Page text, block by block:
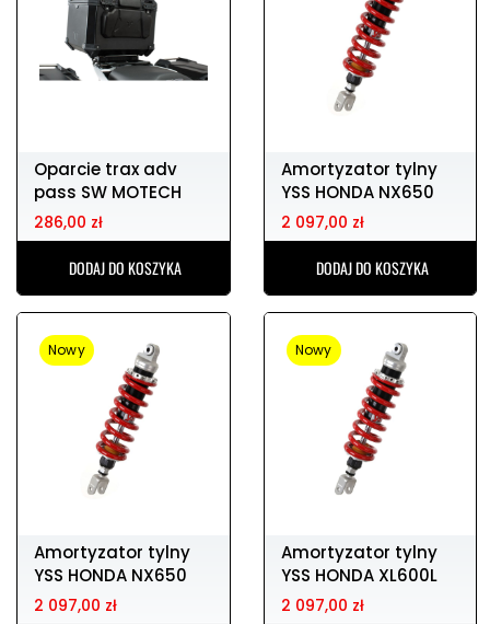
Oparcie trax adv
pass SW MOTECH
trax adv pass back
286,00 zł
DODAJ DO KOSZYKA
Amortyzator tylny
YSS HONDA NX650
2 097,00 zł
DODAJ DO KOSZYKA
Nowy
Amortyzator tylny
YSS HONDA NX650
2 097,00 zł
Nowy
Amortyzator tylny
YSS HONDA XL600L
2 097,00 zł